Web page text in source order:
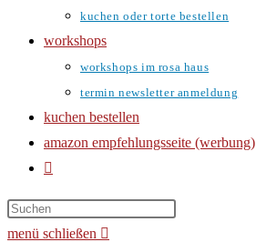
kuchen oder torte bestellen
workshops
workshops im rosa haus
termin newsletter anmeldung
kuchen bestellen
amazon empfehlungsseite (werbung)
website-
umschalten
menü schließen